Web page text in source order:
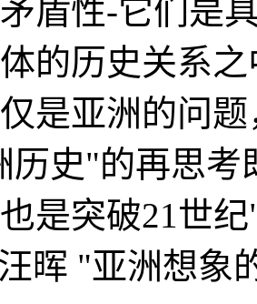
盾性-它们是
的历史关系
是亚洲的问
历史"的再思考
是突破21世
晖 "亚洲想象